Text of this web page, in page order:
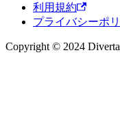
利用規約
プライバシーポ
Copyright © 2024